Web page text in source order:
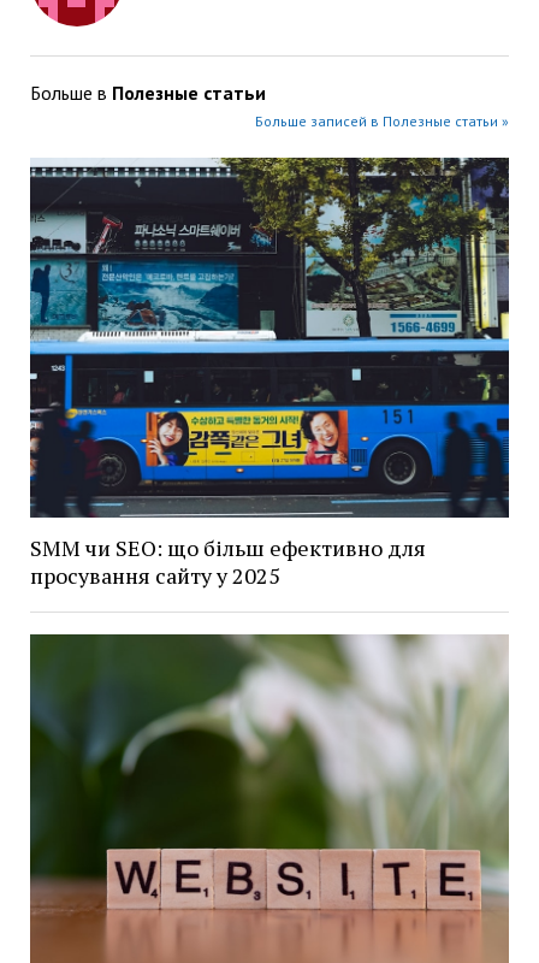
Больше в Полезные статьи
Больше записей в Полезные статьи »
SMM чи SEO: що більш ефективно для
просування сайту у 2025